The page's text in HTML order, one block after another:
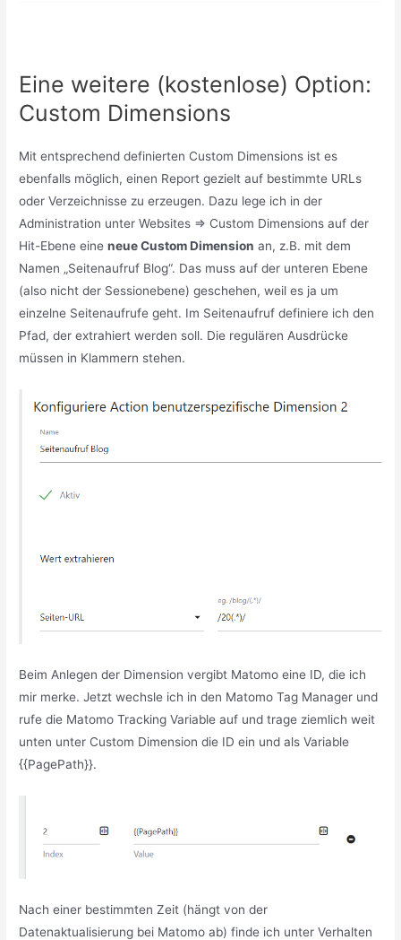
Eine weitere (kostenlose) Option:
Custom Dimensions
Mit entsprechend definierten Custom Dimensions ist es
ebenfalls möglich, einen Report gezielt auf bestimmte URLs
oder Verzeichnisse zu erzeugen. Dazu lege ich in der
Administration unter Websites => Custom Dimensions auf der
Hit-Ebene eineneue Custom Dimension an, z.B. mit dem
Namen „Seitenaufruf Blog“. Das muss auf der unteren Ebene
(also nicht der Sessionebene) geschehen, weil es ja um
einzelne Seitenaufrufe geht. Im Seitenaufruf definiere ich den
Pfad, der extrahiert werden soll. Die regulären Ausdrücke
müssen in Klammern stehen.
Beim Anlegen der Dimension vergibt Matomo eine ID, die ich
mir merke. Jetzt wechsle ich in den Matomo Tag Manager und
rufe die Matomo Tracking Variable auf und trage ziemlich weit
unten unter Custom Dimension die ID ein und als Variable
{{PagePath}}.
Nach einer bestimmten Zeit (hängt von der
Datenaktualisierung bei Matomo ab) finde ich unter Verhalten